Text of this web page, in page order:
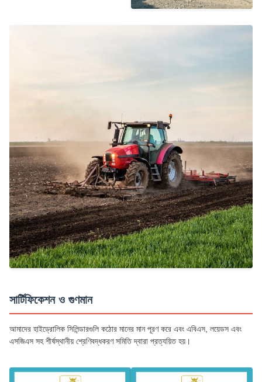
সার্টিফিকেশন ও গুণমান
আমাদের হাইড্রোলিক সিলিন্ডারগুলি কঠোর মানের মান পূরণ করে এবং এবিএস, লয়েডস এবং
এসজিএস সহ শীর্ষস্থানীয় শ্রেণিবদ্ধকরণ সমিতি দ্বারা প্রত্যয়িত হয়।